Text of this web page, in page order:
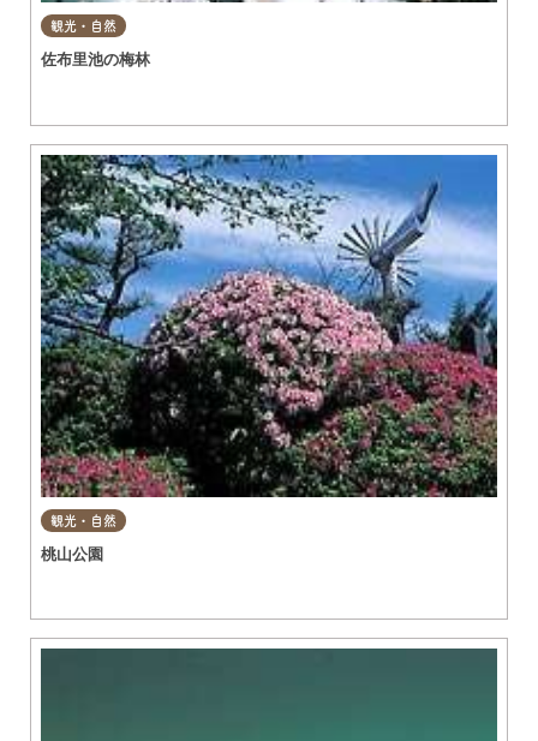
観光・自然
佐布里池の梅林
観光・自然
桃山公園